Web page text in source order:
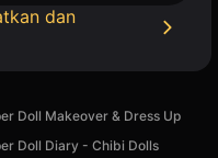
dan
Doll Makeover & Dress Up
Doll Diary - Chibi Dolls